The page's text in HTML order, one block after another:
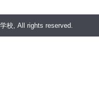
校, All rights reserved.